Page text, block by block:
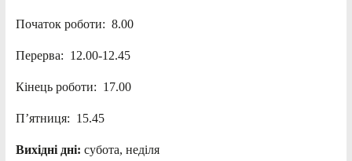
Початок роботи: 8.00
Перерва: 12.00-12.45
Кінець роботи: 17.00
П’ятниця: 15.45
Вихідні дні: субота, неділя